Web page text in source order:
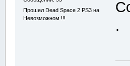
Прошел Dead Space 2 PS3 на
Невозможном !!!
.